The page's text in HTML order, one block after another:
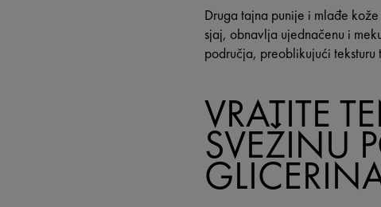
Druga tajna punije i mlađe
sjaj, obnavlja ujednačenu i
područja, preoblikujući
VRATITE
SVEŽINU